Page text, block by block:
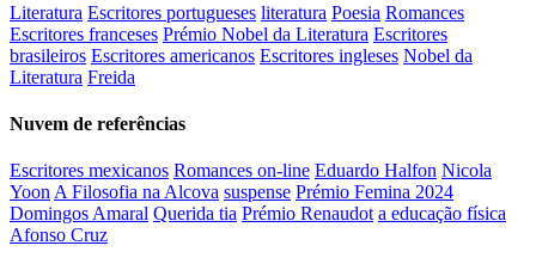
Literatura Escritores portugueses literatura Poesia Romances
Escritores franceses Prémio Nobel da Literatura Escritores
brasileiros Escritores americanos Escritores ingleses Nobel da
Literatura Freida
Nuvem de referências
Escritores mexicanos Romances on-line Eduardo Halfon Nicola
Yoon A Filosofia na Alcova suspense Prémio Femina 2024
Domingos Amaral Querida tia Prémio Renaudot a educação física
Afonso Cruz